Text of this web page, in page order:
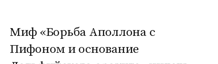
Миф «Борьба Аполлона с
Пифоном и основание